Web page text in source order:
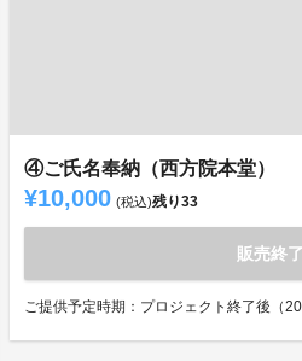
④ご氏名奉納（西方院本堂）
¥10,000 (税込)残り33
販売終了
ご提供予定時期：プロジェクト終了後（